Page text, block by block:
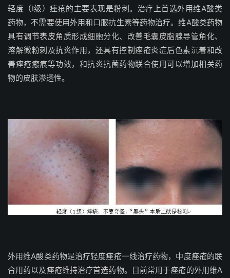
轻度（I级）痤疮的主要表现是粉刺。治疗上首选外用维A酸类
药物，不需要使用外用和口服抗生素等药物治疗。维A酸类药物
具有调节表皮角质形成细胞分化、改善毛囊皮脂腺导管角化、
溶解微粉刺及抗炎作用，还具有控制痤疮炎症后色素沉着和改
善痤疮瘢痕等功效，和抗炎抗菌药物联合使用可以增加相关药
物的皮肤渗透性。
外用维A酸类药物是治疗轻度痤疮一线治疗药物，中度痤疮的联
合用药以及痤疮维持治疗首选药物。目前常用于痤疮的外用维A